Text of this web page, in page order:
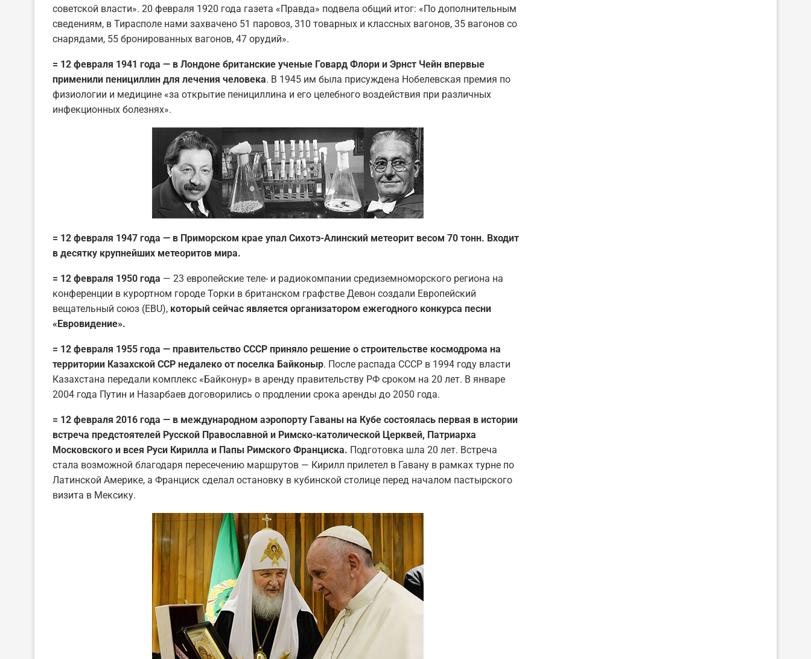
советской власти». 20 февраля 1920 года газета «Правда» подвела общий итог: «По дополнительным
сведениям, в Тирасполе нами захвачено 51 паровоз, 310 товарных и классных вагонов, 35 вагонов со
снарядами, 55 бронированных вагонов, 47 орудий».
= 12 февраля 1941 года — в Лондоне британские ученые Говард Флори и Эрнст Чейн впервые
применили пенициллин для лечения человека. В 1945 им была присуждена Нобелевская премия по
физиологии и медицине «за открытие пенициллина и его целебного воздействия при различных
инфекционных болезнях».
= 12 февраля 1947 года — в Приморском крае упал Сихотэ-Алинский метеорит весом 70 тонн. Входит
в десятку крупнейших метеоритов мира.
= 12 февраля 1950 года — 23 европейские теле- и радиокомпании средиземноморского региона на
конференции в курортном городе Торки в британском графстве Девон создали Европейский
вещательный союз (EBU), который сейчас является организатором ежегодного конкурса песни
«Евровидение».
= 12 февраля 1955 года — правительство СССР приняло решение о строительстве космодрома на
территории Казахской ССР недалеко от поселка Байконыр. После распада СССР в 1994 году власти
Казахстана передали комплекс «Байконур» в аренду правительству РФ сроком на 20 лет. В январе
2004 года Путин и Назарбаев договорились о продлении срока аренды до 2050 года.
= 12 февраля 2016 года — в международном аэропорту Гаваны на Кубе состоялась первая в истории
встреча предстоятелей Русской Православной и Римско-католической Церквей, Патриарха
Московского и всея Руси Кирилла и Папы Римского Франциска. Подготовка шла 20 лет. Встреча
стала возможной благодаря пересечению маршрутов — Кирилл прилетел в Гавану в рамках турне по
Латинской Америке, а Франциск сделал остановку в кубинской столице перед началом пастырского
визита в Мексику.